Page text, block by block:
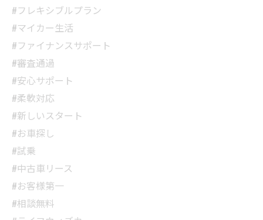
#フレキシブルプラン
#マイカー生活
#ファイナンスサポート
#審査通過
#安心サポート
#柔軟対応
#新しいスタート
#お車探し
#試乗
#中古車リース
#お客様第一
#相談無料